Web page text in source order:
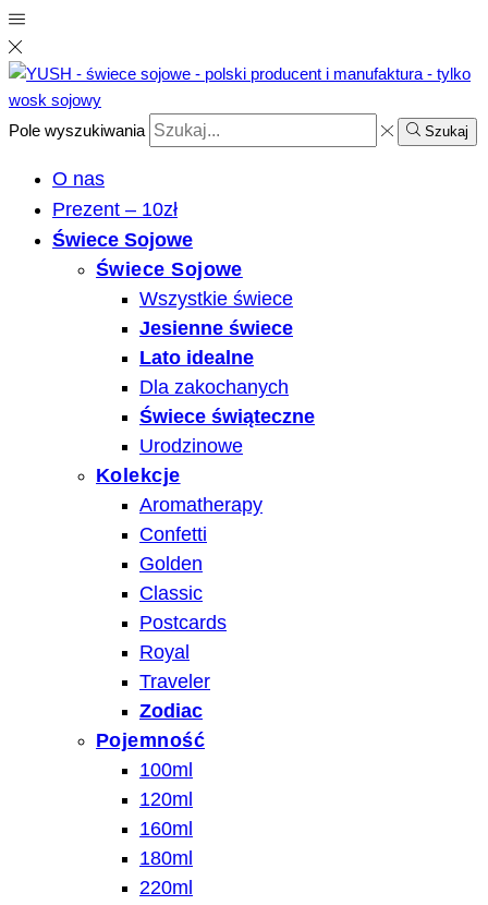
Pole wyszukiwania Szukaj
O nas
Prezent – 10zł
Świece Sojowe
Świece Sojowe
Wszystkie świece
Jesienne świece
Lato idealne
Dla zakochanych
Świece świąteczne
Urodzinowe
Kolekcje
Aromatherapy
Confetti
Golden
Classic
Postcards
Royal
Traveler
Zodiac
Pojemność
100ml
120ml
160ml
180ml
220ml